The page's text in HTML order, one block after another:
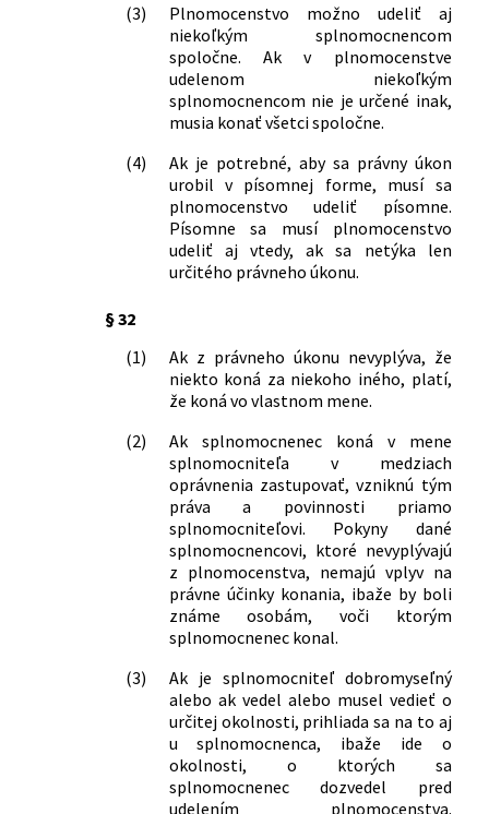
(3)
Plnomocenstvo možno udeliť aj
niekoľkým splnomocnencom
spoločne. Ak v plnomocenstve
udelenom niekoľkým
splnomocnencom nie je určené inak,
musia konať všetci spoločne.
(4)
Ak je potrebné, aby sa právny úkon
urobil v písomnej forme, musí sa
plnomocenstvo udeliť písomne.
Písomne sa musí plnomocenstvo
udeliť aj vtedy, ak sa netýka len
určitého právneho úkonu.
§ 32
(1)
Ak z právneho úkonu nevyplýva, že
niekto koná za niekoho iného, platí,
že koná vo vlastnom mene.
(2)
Ak splnomocnenec koná v mene
splnomocniteľa v medziach
oprávnenia zastupovať, vzniknú tým
práva a povinnosti priamo
splnomocniteľovi. Pokyny dané
splnomocnencovi, ktoré nevyplývajú
z plnomocenstva, nemajú vplyv na
právne účinky konania, ibaže by boli
známe osobám, voči ktorým
splnomocnenec konal.
(3)
Ak je splnomocniteľ dobromyseľný
alebo ak vedel alebo musel vedieť o
určitej okolnosti, prihliada sa na to aj
u splnomocnenca, ibaže ide o
okolnosti, o ktorých sa
splnomocnenec dozvedel pred
udelením plnomocenstva.